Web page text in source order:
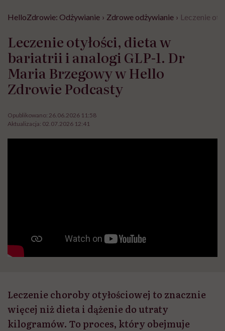
HelloZdrowie: Odżywianie › Zdrowe odżywianie › Leczenie
Leczenie otyłości, dieta w
bariatrii i analogi GLP-1. Dr
Maria Brzegowy w Hello
Zdrowie Podcasty
Opublikowano: 26.06.2026 11:58
Aktualizacja: 02.07.2026 12:41
Leczenie choroby otyłościowej to znacznie
więcej niż dieta i dążenie do utraty
kilogramów. To proces, który obejmuje